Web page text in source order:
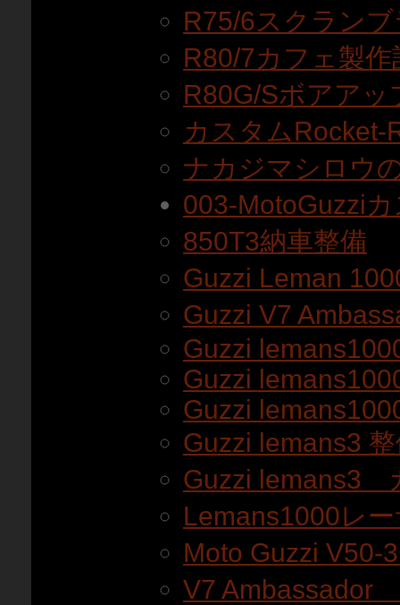
R75/6スクラン
R80/7カフェ製作
R80G/Sボアアッ
カスタムRocket-
ナカジマシロウ
003-MotoGuzzi
850T3納車整備
Guzzi Leman
Guzzi V7
Guzzi
Guzzi
Guzzi
Guzzi lemans3
Guzzi lemans3
Lemans1000レ
Moto Guzzi V50-
V7 Ambassador